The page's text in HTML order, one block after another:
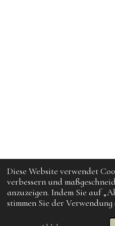
Diese Website verwendet
verbessern und
anzuzeigen. Indem Sie auf
stimmen Sie der